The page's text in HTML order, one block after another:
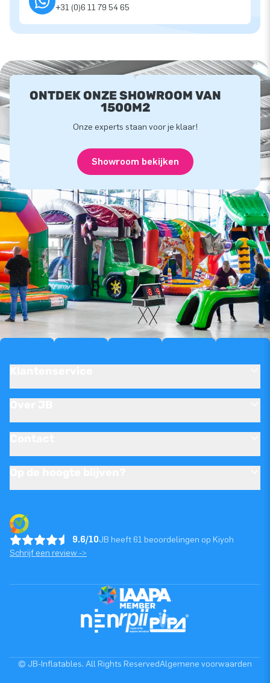
+31 (0)6 11 79 54 65
ONTDEK ONZE SHOWROOM VAN
1500M2
Onze experts staan voor je klaar!
Showroom bekijken
9.6/10JB heeft 61 beoordelingen op Kiyoh
Schrijf een review ->
© JB-Inflatables. All Rights ReservedAlgemene voorwaarden